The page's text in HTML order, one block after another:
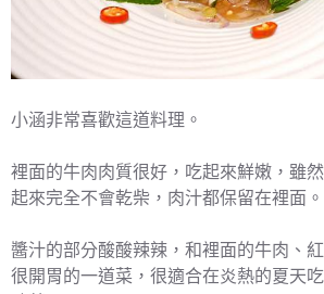
小涵非常喜歡這道料理。
裡面的牛肉肉質很好，吃起來鮮嫩，雖
起來完全不會乾柴，肉汁都保留在裡面。
醬汁的部分酸酸辣辣，和裡面的牛肉、紅
很開胃的一道菜，很適合在炎熱的夏天